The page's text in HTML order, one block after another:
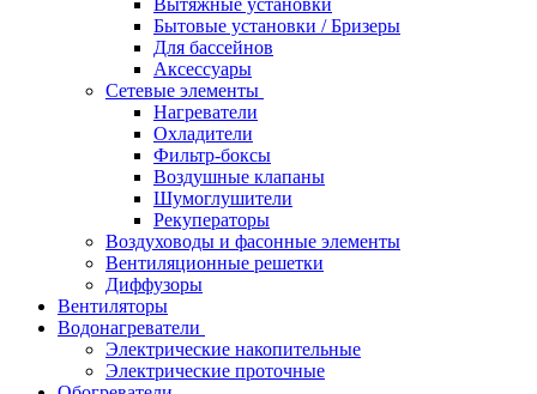
Бытовые установки / Бризеры
Для бассейнов
Аксессуары
Сетевые элементы
Нагреватели
Охладители
Фильтр-боксы
Воздушные клапаны
Шумоглушители
Рекуператоры
Воздуховоды и фасонные элементы
Вентиляционные решетки
Диффузоры
Вентиляторы
Водонагреватели
Электрические накопительные
Электрические проточные